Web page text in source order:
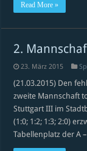
Read More »
2.
23. März 2015
(21.03.2015) Den
zweite Mannschaft
Stuttgart III im
(1:0; 1:2; 1:3; 2:0)
Tabellenplatz der A